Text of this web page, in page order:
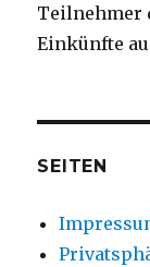
Teilnehmer
Einkünfte
SEITEN